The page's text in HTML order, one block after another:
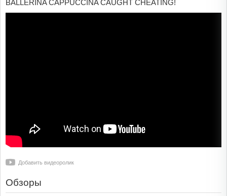
BALLERINA CAPPUCCINA CAUGHT CHEATING!
Добавить видеоролик
Обзоры